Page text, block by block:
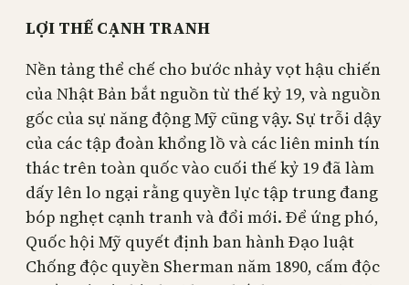
LỢI THẾ CẠNH TRANH
Nền tảng thể chế cho bước nhảy vọt hậu chiến
của Nhật Bản bắt nguồn từ thế kỷ 19, và nguồn
gốc của sự năng động Mỹ cũng vậy. Sự trỗi dậy
của các tập đoàn khổng lồ và các liên minh tín
thác trên toàn quốc vào cuối thế kỷ 19 đã làm
dấy lên lo ngại rằng quyền lực tập trung đang
bóp nghẹt cạnh tranh và đổi mới. Để ứng phó,
Quốc hội Mỹ quyết định ban hành Đạo luật
Chống độc quyền Sherman năm 1890, cấm độc